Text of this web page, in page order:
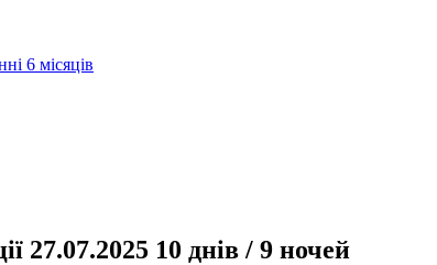
6 місяців
27.07.2025 10 днів / 9 ночей